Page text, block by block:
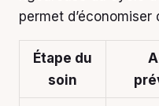
permet d’économiser
Étape du
soin